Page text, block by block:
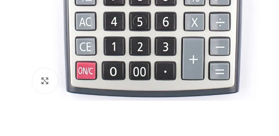
Büyütmek için tıklayın